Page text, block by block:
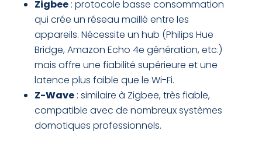
Zigbee: protocole basse consommation
qui crée un réseau maillé entre les
appareils. Nécessite un hub (Philips Hue
Bridge, Amazon Echo 4e génération, etc.)
mais offre une fiabilité supérieure et une
latence plus faible que le Wi-Fi.
Z-Wave: similaire à Zigbee, très fiable,
compatible avec de nombreux systèmes
domotiques professionnels.